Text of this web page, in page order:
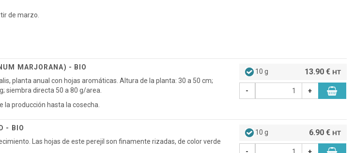
de marzo.
MARJORANA) - BIO
planta anual con hojas aromáticas. Altura de la planta: 30 a 50 cm;
siembra directa 50 a 80 g/area.
la producción hasta la cosecha.
10 g 13.90 € HT
- +
- BIO
Las hojas de este perejil son finamente rizadas, de color verde
10 g 6.90 € HT
- +